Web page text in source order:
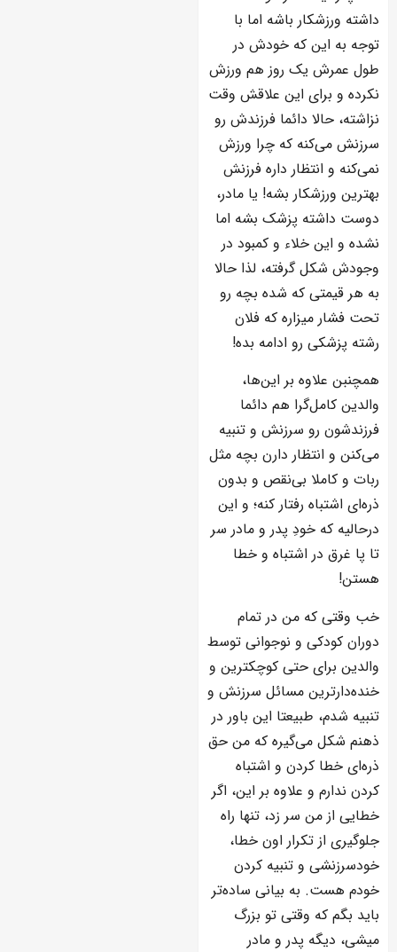
داشته ورزشکار باشه اما با
توجه به این که خودش در
طول عمرش یک روز هم ورزش
نکرده و برای این علاقش وقت
نزاشته، حالا دائما فرزندش رو
سرزنش می‌کنه که چرا ورزش
نمی‌کنه و انتظار داره فرزنش
بهترین ورزشکار بشه! یا مادر،
دوست داشته پزشک بشه اما
نشده و این خلاء و کمبود در
وجودش شکل گرفته، لذا حالا
به هر قیمتی که شده بچه رو
تحت فشار میزاره که فلان
رشته پزشکی رو ادامه بده!
همچنبن علاوه بر این‌ها،
والدین کامل‌گرا هم دائما
فرزندشون رو سرزنش و تنبیه
می‌کنن و انتظار دارن بچه مثل
ربات و کاملا بی‌نقص و بدون
ذره‌ای اشتباه رفتار کنه؛ و این
درحالیه که خودِ پدر و مادر سر
تا پا غرق در اشتباه و خطا
هستن!
خب وقتی که من در تمام
دوران کودکی و نوجوانی توسط
والدین برای حتی کوچکترین و
خنده‌دارترین مسائل سرزنش و
تنبیه شدم، طبیعتا این باور در
ذهنم شکل می‌گیره که من حق
ذره‌ای خطا کردن و اشتباه
کردن ندارم و علاوه بر این، اگر
خطایی از من سر زد، تنها راه
جلوگیری از تکرار اون خطا،
خودسرزنشی و تنبیه کردن
خودم هست. به بیانی ساده‌تر
باید بگم که وقتی تو بزرگ
میشی، دیگه پدر و مادر